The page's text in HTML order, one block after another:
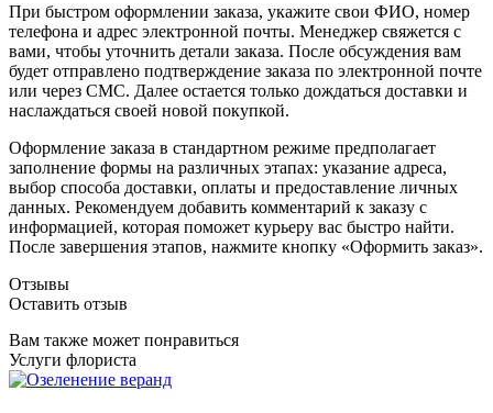
При быстром оформлении заказа, укажите свои ФИО, номер
телефона и адрес электронной почты. Менеджер свяжется с
вами, чтобы уточнить детали заказа. После обсуждения вам
будет отправлено подтверждение заказа по электронной почте
или через СМС. Далее остается только дождаться доставки и
наслаждаться своей новой покупкой.
Оформление заказа в стандартном режиме предполагает
заполнение формы на различных этапах: указание адреса,
выбор способа доставки, оплаты и предоставление личных
данных. Рекомендуем добавить комментарий к заказу с
информацией, которая поможет курьеру вас быстро найти.
После завершения этапов, нажмите кнопку «Оформить заказ».
Отзывы
Оставить отзыв
Вам также может понравиться
Услуги флориста